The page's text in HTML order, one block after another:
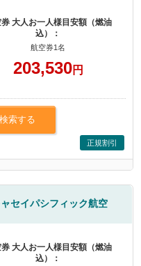
大人お一人様目安額（燃油
込）：
航空券1名
203,530円
索する
正規割引
セイパシフィック航空
大人お一人様目安額（燃油
込）：